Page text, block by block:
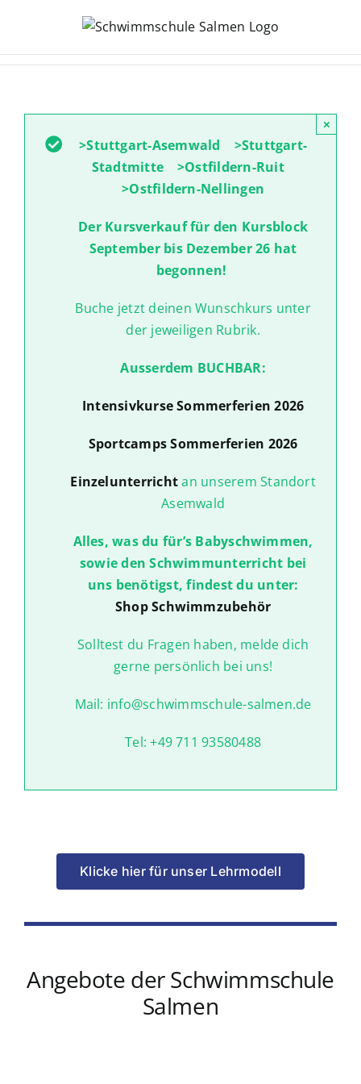
springen
>Stuttgart-Asemwald >Stuttgart-
Stadtmitte >Ostfildern-Ruit
>Ostfildern-Nellingen
Der Kursverkauf für den Kursblock
September bis Dezember 26 hat
begonnen!
Buche jetzt deinen Wunschkurs unter
der jeweiligen Rubrik.
Ausserdem BUCHBAR:
Intensivkurse Sommerferien 2026
Sportcamps Sommerferien 2026
Einzelunterrichtan unserem Standort
Asemwald
Alles, was du für’s Babyschwimmen,
sowie den Schwimmunterricht bei
uns benötigst, findest du unter:
Shop Schwimmzubehör
Solltest du Fragen haben, melde dich
gerne persönlich bei uns!
Mail: info@schwimmschule-salmen.de
Tel: +49 711 93580488
×
Klicke hier für unser Lehrmodell
Angebote der Schwimmschule
Salmen